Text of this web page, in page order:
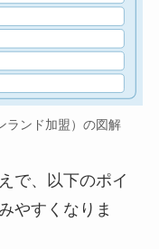
ランド加盟）の図解
で、以下のポイ
やすくなりま